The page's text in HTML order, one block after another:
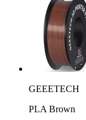
GEEETECH
PLA Brown